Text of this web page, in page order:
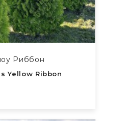
Риббон
Yellow Ribbon